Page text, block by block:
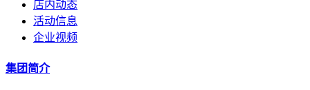
店内动态
活动信息
企业视频
集团简介